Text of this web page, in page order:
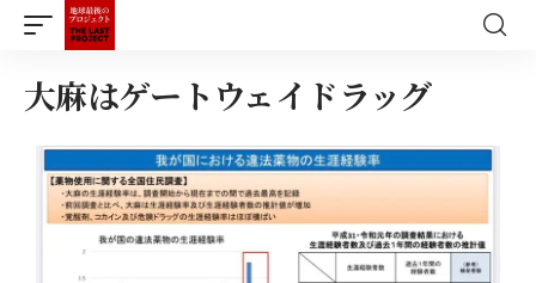
大麻はゲートウェイドラッグ